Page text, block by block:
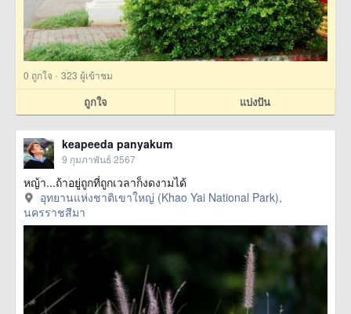
0 ถูกใจ · 323 ผู้เข้าชม
ถูกใจ แบ่งปัน
keapeeda panyakum
9 กุมภาพันธ์ 2567
หญ้า...ถ้าอยู่ถูกที่ถูกเวลาก็งดงามได้
อุทยานแห่งชาติเขาใหญ่ (Khao Yai National Park),
นครราชสีมา